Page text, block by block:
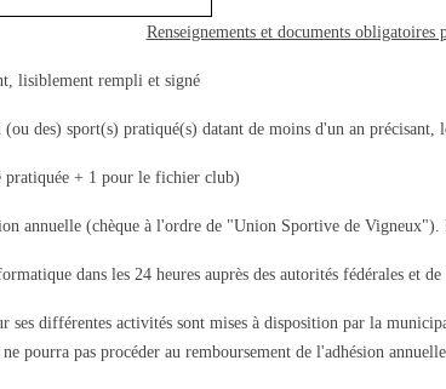
Renseignements et documents obligatoires
lisiblement rempli et signé
des) sport(s) pratiqué(s) datant de moins d'un an précisant,
pratiquée + 1 pour le fichier club)
annuelle (chèque à l'ordre de "Union Sportive de Vigneux").
dans les 24 heures auprès des autorités fédérales et
différentes activités sont mises à disposition par la
pas procéder au remboursement de l'adhésion annuelle.